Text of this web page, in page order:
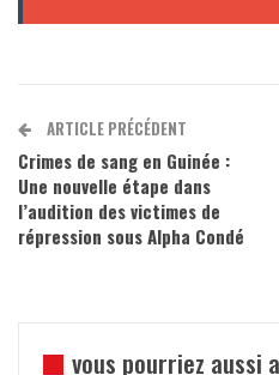
ARTICLE PRÉCÉDENT
Crimes de sang en Guinée :
Une nouvelle étape dans
l’audition des victimes de
répression sous Alpha Condé
vous pourriez aussi